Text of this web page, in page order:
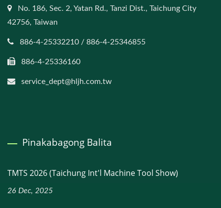
No. 186, Sec. 2, Yatan Rd., Tanzi Dist., Taichung City
42756, Taiwan
886-4-25332210 / 886-4-25346855
886-4-25336160
service_dept@hljh.com.tw
Pinakabagong Balita
TMTS 2026 (Taichung Int'l Machine Tool Show)
26 Dec, 2025